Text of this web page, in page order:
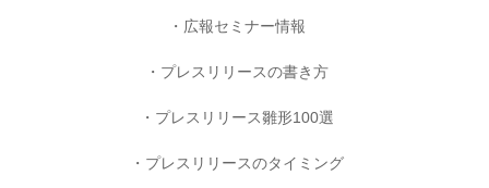
広報セミナー情報
プレスリリースの書き方
プレスリリース雛形100選
プレスリリースのタイミング